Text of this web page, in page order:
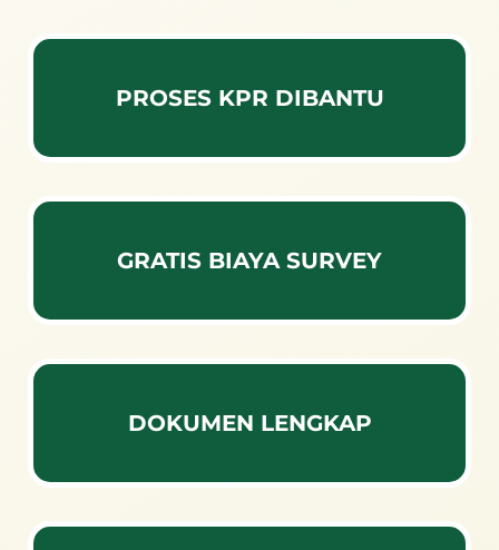
PROSES KPR DIBANTU
GRATIS BIAYA SURVEY
DOKUMEN LENGKAP